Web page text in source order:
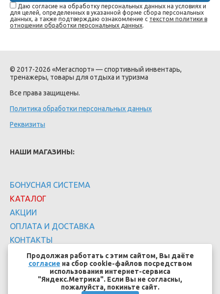
Даю согласие на обработку персональных данных на условиях и
для целей, определенных в указанной форме сбора персональных
данных, а также подтверждаю ознакомление с текстом политики в
отношении обработки персональных данных.
© 2017-2026 «Мегаспорт» — спортивный инвентарь,
тренажеры, товары для отдыха и туризма
Все права защищены.
Политика обработки персональных данных
Реквизиты
НАШИ МАГАЗИНЫ:
БОНУСНАЯ СИСТЕМА
КАТАЛОГ
АКЦИИ
ОПЛАТА И ДОСТАВКА
КОНТАКТЫ
Продолжая работать с этим сайтом, Вы даёте
согласие на сбор cookie-файлов посредством
использования интернет-сервиса
"Яндекс.Метрика". Если Вы не согласны,
пожалуйста, покиньте сайт.